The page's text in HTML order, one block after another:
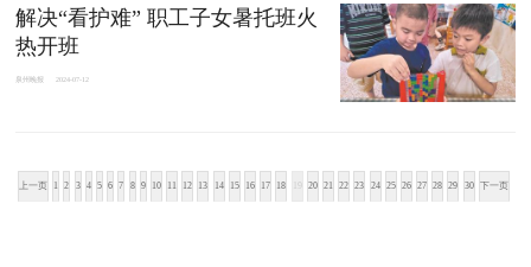
解决“看护难” 职工子女暑托班火
热开班
泉州晚报 2024-07-12
上一页 1 2 3 4 5 6 7 8 9 10 11 12 13 14 15 16 17 18 20 21 22 23 24 25 26 27 28 29 30 下一页